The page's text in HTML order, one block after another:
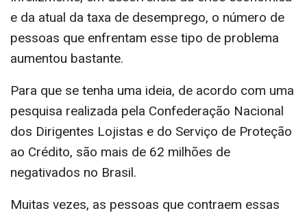
e da atual da taxa de desemprego, o número de
pessoas que enfrentam esse tipo de problema
aumentou bastante.
Para que se tenha uma ideia, de acordo com uma
pesquisa realizada pela Confederação Nacional
dos Dirigentes Lojistas e do Serviço de Proteção
ao Crédito, são mais de 62 milhões de
negativados no Brasil.
Muitas vezes, as pessoas que contraem essas